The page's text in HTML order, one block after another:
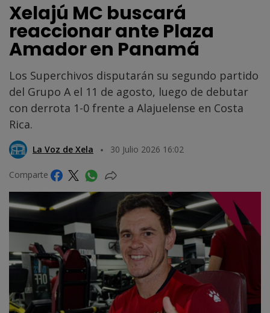
Xelajú MC buscará
reaccionar ante Plaza
Amador en Panamá
Los Superchivos disputarán su segundo partido
del Grupo A el 11 de agosto, luego de debutar
con derrota 1-0 frente a Alajuelense en Costa
Rica.
La Voz de Xela 30 Julio 2026 16:02
Comparte